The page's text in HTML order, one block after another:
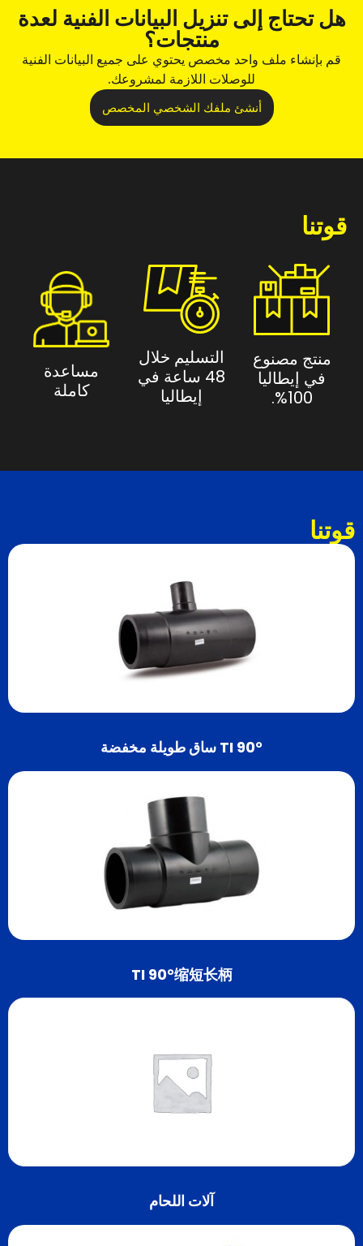
هل تحتاج إلى تنزيل البيانات الفنية لعدة
منتجات؟
قم بإنشاء ملف واحد مخصص يحتوي على جميع البيانات الفنية
للوصلات اللازمة لمشروعك.
أنشئ ملفك الشخصي المخصص
قوتنا
منتج مصنوع
في إيطاليا
100%.
التسليم خلال
48 ساعة في
إيطاليا
مساعدة
كاملة
قوتنا
TI 90° ساق طويلة مخفضة
TI 90°缩短长柄
آلات اللحام